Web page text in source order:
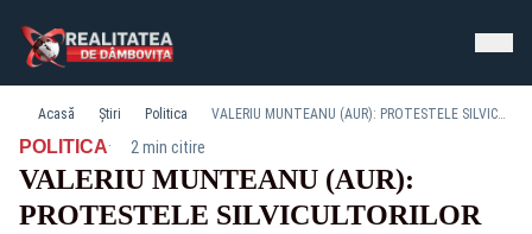
Acasă Știri Politica VALERIU MUNTEANU (AUR): PROTESTELE SILVICULTORILOR SUNT ÎNDREPTĂȚITE ÎMPOTRIVA REFORMEI GRĂBITE A ROMSILVA
POLITICA· 2 min citire
VALERIU MUNTEANU (AUR):
PROTESTELE SILVICULTORILOR